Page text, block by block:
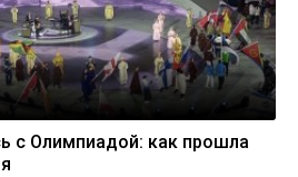
с Олимпиадой: как прошла